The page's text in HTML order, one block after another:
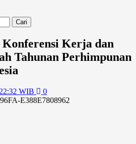
Kerja dan
Tahunan Perhimpunan
WIB 0